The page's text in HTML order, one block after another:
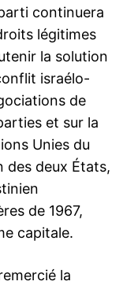
de
continuera
légitimes
la solution
israélo-
de
et sur la
Unies du
des deux États,
de 1967,
capitale.
la